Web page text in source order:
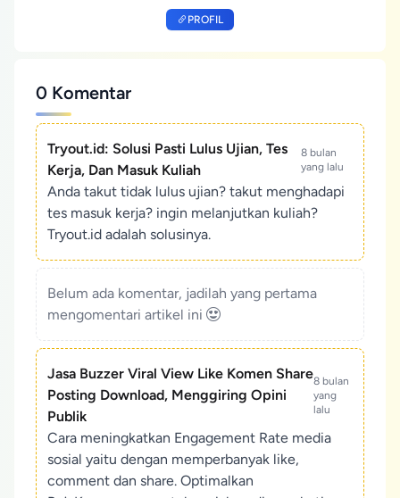
PROFIL
0 Komentar
Tryout.id: Solusi Pasti Lulus Ujian, Tes
Kerja, Dan Masuk Kuliah
8 bulan
yang lalu
Anda takut tidak lulus ujian? takut menghadapi
tes masuk kerja? ingin melanjutkan kuliah?
Tryout.id adalah solusinya.
Belum ada komentar, jadilah yang pertama
mengomentari artikel ini
Jasa Buzzer Viral View Like Komen Share
Posting Download, Menggiring Opini
Publik
8 bulan
yang
lalu
Cara meningkatkan Engagement Rate media
sosial yaitu dengan memperbanyak like,
comment dan share. Optimalkan